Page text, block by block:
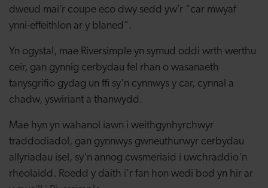
dweud mai’r coupe eco dwy sedd yw’r “car mwyaf
ynni-effeithlon ar y blaned”.
Yn ogystal, mae Riversimple yn symud oddi wrth werthu
ceir, gan gynnig cerbydau fel rhan o wasanaeth
tanysgrifio gydag un ffi sy'n cynnwys y car, cynnal a
chadw, yswiriant a thanwydd.
Mae hyn yn wahanol iawn i weithgynhyrchwyr
traddodiadol, gan gynnwys gwneuthurwyr cerbydau
allyriadau isel, sy'n annog cwsmeriaid i uwchraddio'n
rheolaidd. Roedd y daith i'r fan hon wedi bod yn hir ar